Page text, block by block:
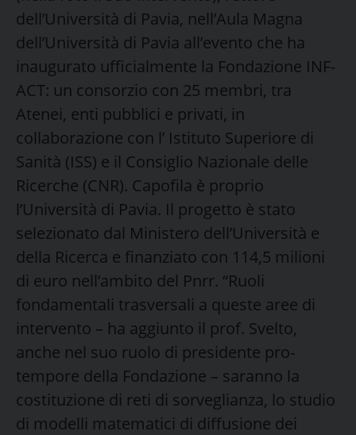
dell’Università di Pavia, nell’Aula Magna
dell’Università di Pavia all’evento che ha
inaugurato ufficialmente la Fondazione INF-
ACT: un consorzio con 25 membri, tra
Atenei, enti pubblici e privati, in
collaborazione con l’ Istituto Superiore di
Sanità (ISS) e il Consiglio Nazionale delle
Ricerche (CNR). Capofila è proprio
l’Università di Pavia. Il progetto è stato
selezionato dal Ministero dell’Università e
della Ricerca e finanziato con 114,5 milioni
di euro nell’ambito del Pnrr. “Ruoli
fondamentali trasversali a queste aree di
intervento – ha aggiunto il prof. Svelto,
anche nel suo ruolo di presidente pro-
tempore della Fondazione – saranno la
costituzione di reti di sorveglianza, lo studio
di modelli matematici di diffusione dei